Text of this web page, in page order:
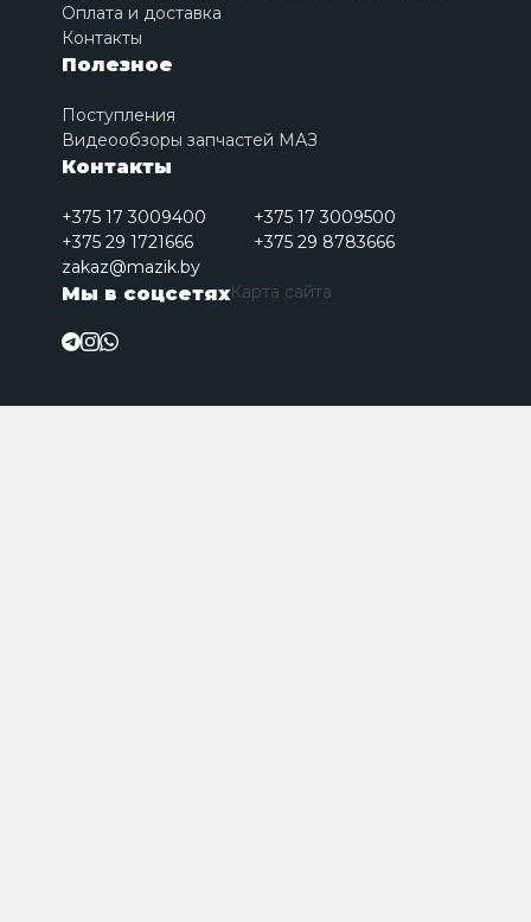
Оплата и доставка
Контакты
Полезное
Поступления
Видеообзоры запчастей МАЗ
Контакты
+375 17 3009400
+375 17 3009500
+375 29 1721666
+375 29 8783666
zakaz@mazik.by
Мы в соцсетяхКарта сайта